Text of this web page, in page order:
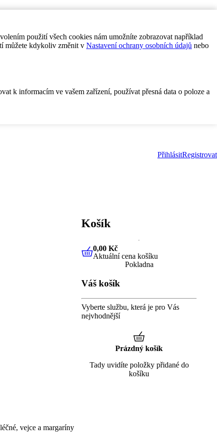
použití všech cookies nám umožníte zobrazovat například
můžete kdykoliv změnit v Nastavení ochrany osobních údajů nebo
k informacím ve vašem zařízení, používat přesná data o poloze a
PřihlásitRegistrovat
vejce a margaríny
Košík
0,00 KčAktuální cena košíku
0,00 Kč
Aktuální cena košíku
Pokladna
Váš košík
Vyberte službu, která je pro Vás
nejvhodnější
Prázdný košík
Tady uvidíte položky přidané do
košíku